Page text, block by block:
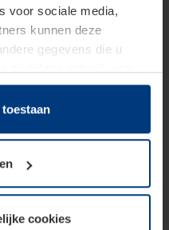
voor sociale media,
kunnen deze
gegevens die u
cookies op uw
is. Voor alle andere
benodigd. Uw
bij de uitleg van de
cookies